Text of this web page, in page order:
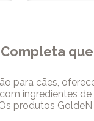
para cães,
ingredientes
produtos